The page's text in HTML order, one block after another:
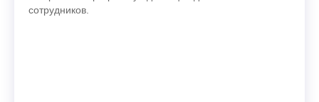
сотрудников.